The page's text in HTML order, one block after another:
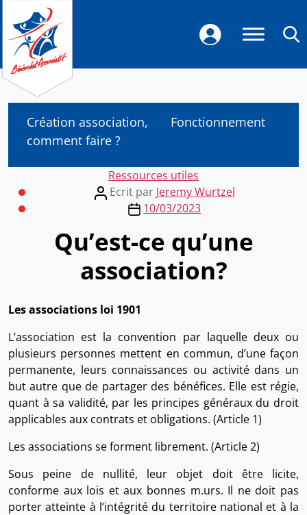
Création association,
comment faire ?
Fonctionnement
Categories
Ressources utiles
Post
author
Ecrit par Jeremy Wurtzel
Post10/03/2023
Qu’est-ce qu’une
association?
Les associations loi 1901
L’association est la convention par laquelle deux ou
plusieurs personnes mettent en commun, d’une façon
permanente, leurs connaissances ou activité dans un
but autre que de partager des bénéfices. Elle est régie,
quant à sa validité, par les principes généraux du droit
applicables aux contrats et obligations. (Article 1)
Les associations se forment librement. (Article 2)
Sous peine de nullité, leur objet doit être licite,
conforme aux lois et aux bonnes m.urs. Il ne doit pas
porter atteinte à l’intégrité du territoire national et à la